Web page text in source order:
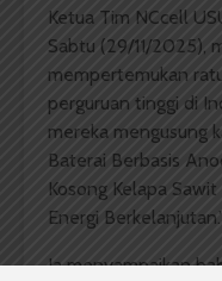
Ketua Tim NCcell
Sabtu (29/11/2025),
mempertemukan
perguruan tinggi di
mereka mengusung
Baterai Berbasis
Kosong Kelapa
Energi
Ia menyampaikan